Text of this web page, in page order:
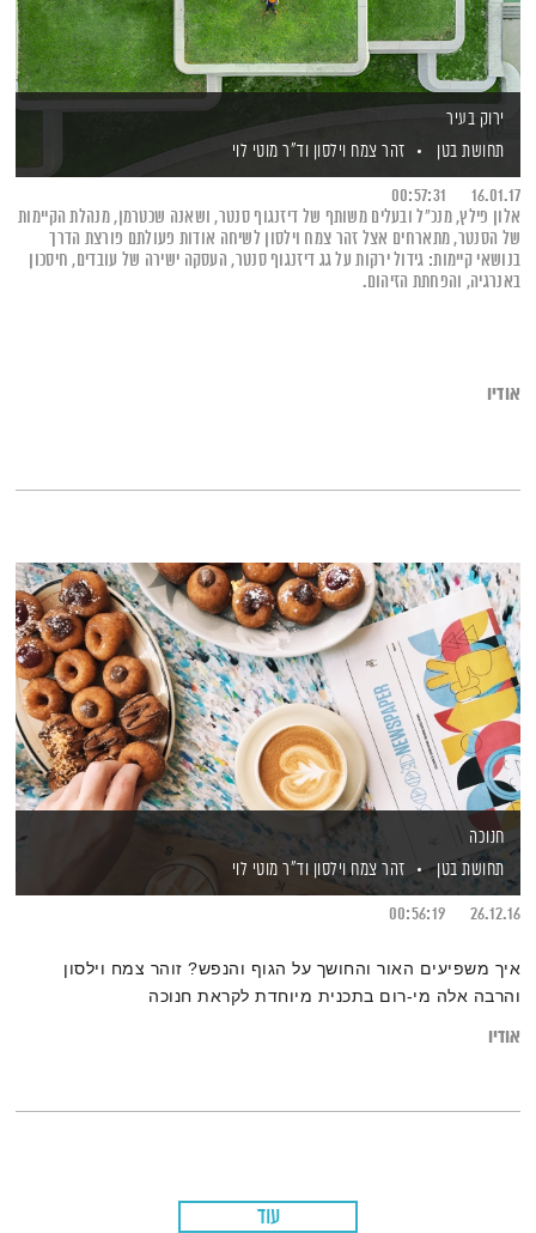
ירוק בעיר
תחושת בטן
זהר צמח וילסון וד"ר מוטי לוי
16.01.17
00:57:31
אלון פילץ, מנכ"ל ובעלים משותף של דיזנגוף סנטר, ושאנה שכטרמן, מנהלת הקיימות
של הסנטר, מתארחים אצל זהר צמח וילסון לשיחה אודות פעולתם פורצת הדרך
בנושאי קיימות: גידול ירקות על גג דיזנגוף סנטר, העסקה ישירה של עובדים, חיסכון
באנרגיה, והפחתת הזיהום.
אודיו
חנוכה
תחושת בטן
זהר צמח וילסון וד"ר מוטי לוי
26.12.16
00:56:19
איך משפיעים האור והחושך על הגוף והנפש? זוהר צמח וילסון
והרבה אלה מי-רום בתכנית מיוחדת לקראת חנוכה
אודיו
עוד